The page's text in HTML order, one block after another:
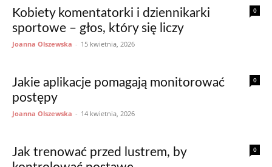
0
Kobiety komentatorki i dziennikarki
sportowe – głos, który się liczy
Joanna Olszewska - 15 kwietnia, 2026
0
Jakie aplikacje pomagają monitorować
postępy
Joanna Olszewska - 14 kwietnia, 2026
0
Jak trenować przed lustrem, by